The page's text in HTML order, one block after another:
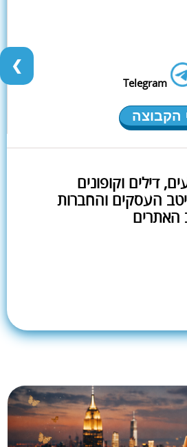
Telegram
הקבוצה
דילים וקופונים
העסקים והחברות
האתרים
❮